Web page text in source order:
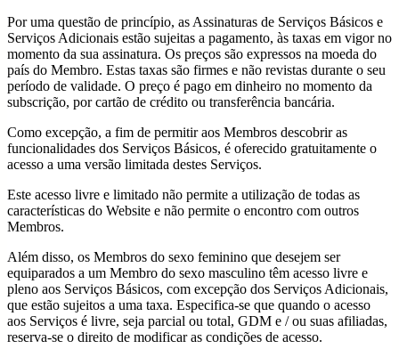
Por uma questão de princípio, as Assinaturas de Serviços Básicos e
Serviços Adicionais estão sujeitas a pagamento, às taxas em vigor no
momento da sua assinatura. Os preços são expressos na moeda do
país do Membro. Estas taxas são firmes e não revistas durante o seu
período de validade. O preço é pago em dinheiro no momento da
subscrição, por cartão de crédito ou transferência bancária.
Como excepção, a fim de permitir aos Membros descobrir as
funcionalidades dos Serviços Básicos, é oferecido gratuitamente o
acesso a uma versão limitada destes Serviços.
Este acesso livre e limitado não permite a utilização de todas as
características do Website e não permite o encontro com outros
Membros.
Além disso, os Membros do sexo feminino que desejem ser
equiparados a um Membro do sexo masculino têm acesso livre e
pleno aos Serviços Básicos, com excepção dos Serviços Adicionais,
que estão sujeitos a uma taxa. Especifica-se que quando o acesso
aos Serviços é livre, seja parcial ou total, GDM e / ou suas afiliadas,
reserva-se o direito de modificar as condições de acesso.